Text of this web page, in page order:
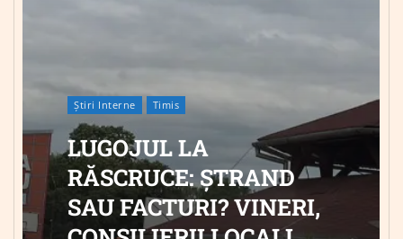
Știri Interne Timis
LUGOJUL LA
RĂSCRUCE: ȘTRAND
SAU FACTURI? VINERI,